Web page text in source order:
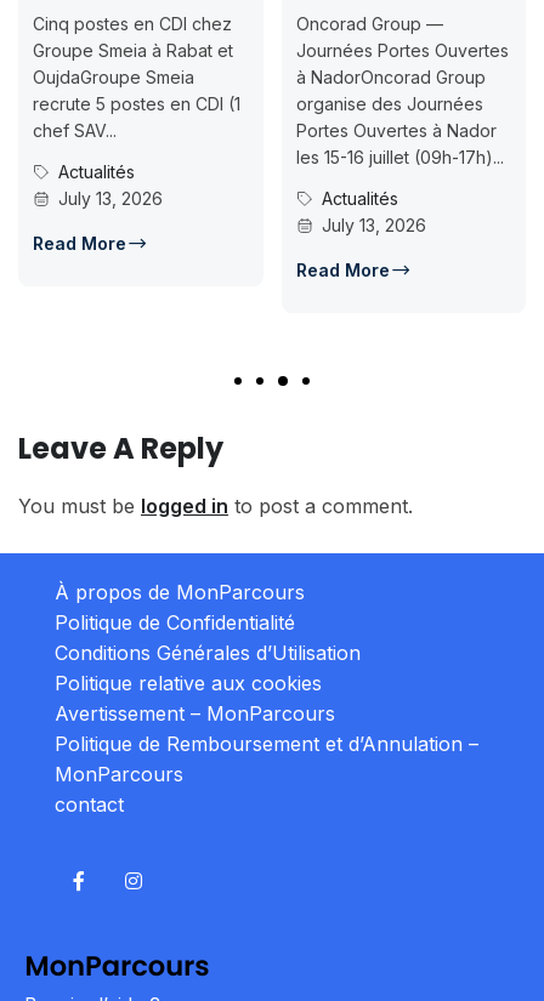
en CDI chez
Smeia à Rabat et
Smeia
5 postes en CDI (1
13, 2026
Oncorad Group —
Journées Portes Ouvertes
à NadorOncorad Group
organise des Journées
Portes Ouvertes à Nador
les 15-16 juillet (09h-17h)...
Actualités
July 13, 2026
Read More
07-18
ISMAC
07-
Leave A Reply
You must be logged in to post a comment.
À propos de MonParcours
Politique de Confidentialité
Conditions Générales d’Utilisation
Politique relative aux cookies
Avertissement – MonParcours
Politique de Remboursement et d’Annulation –
MonParcours
contact